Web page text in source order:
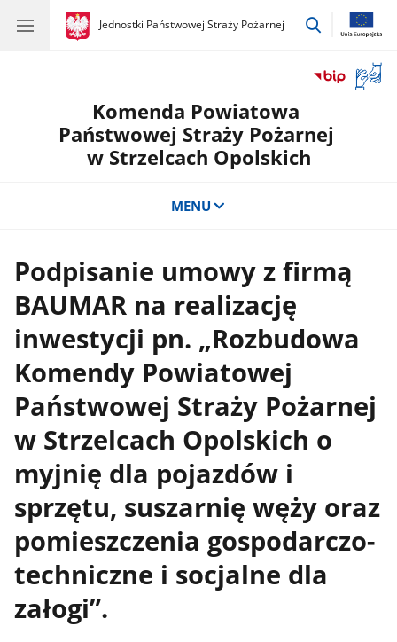
gov.pl
Jednostki Państwowej Straży Pożarnej
gov.pl
Jednostki
przejdź
okno
Komenda Powiatowa
Państwowej Straży Pożarnej
w Strzelcach Opolskich
MENU
Podpisanie umowy z firmą
BAUMAR na realizację
inwestycji pn. „Rozbudowa
Komendy Powiatowej
Państwowej Straży Pożarnej
w Strzelcach Opolskich o
myjnię dla pojazdów i
sprzętu, suszarnię węży oraz
pomieszczenia gospodarczo-
techniczne i socjalne dla
załogi”.